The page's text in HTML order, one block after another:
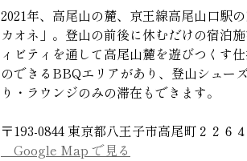
2021年、高尾山の麓、京王線高尾山口駅
カオネ」。登山の前後に休むだけの宿泊
ィビティを通して高尾山麓を遊びつくす
のできるBBQエリアがあり、登山シュー
り・ラウンジのみの滞在もできます。
〒193-0844 東京都八王子市高尾町２２６４
Google Map で見る